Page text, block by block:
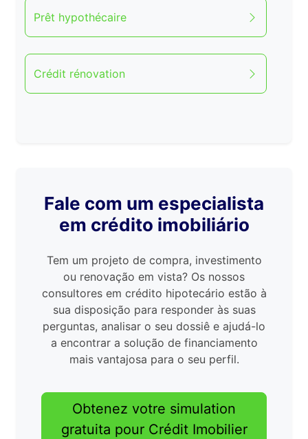
Prêt hypothécaire
Crédit rénovation
Fale com um especialista
em crédito imobiliário
Tem um projeto de compra, investimento
ou renovação em vista? Os nossos
consultores em crédito hipotecário estão à
sua disposição para responder às suas
perguntas, analisar o seu dossiê e ajudá-lo
a encontrar a solução de financiamento
mais vantajosa para o seu perfil.
Obtenez votre simulation
gratuita pour Crédit Imobilier